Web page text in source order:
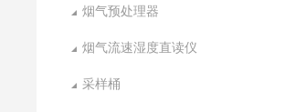
烟气预处理器
烟气流速湿度直读仪
采样桶